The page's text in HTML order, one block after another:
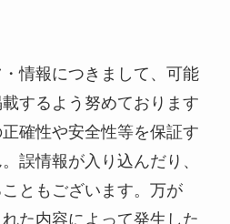
情報につきまして、可能
するよう努めております
確性や安全性等を保証す
誤情報が入り込んだり、
ともございます。万が
た内容によって発生した